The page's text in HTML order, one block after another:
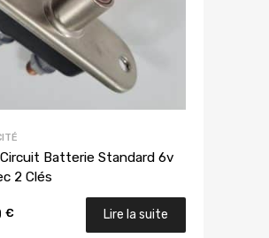
Batterie Standard 6v
2 Clés
€ Lire la suite